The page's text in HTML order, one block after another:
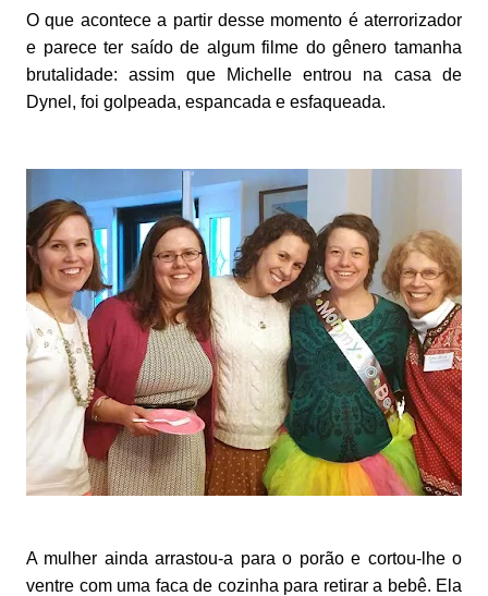
O que acontece a partir desse momento é aterrorizador
e parece ter saído de algum filme do gênero tamanha
brutalidade: assim que Michelle entrou na casa de
Dynel, foi golpeada, espancada e esfaqueada.
A mulher ainda arrastou-a para o porão e cortou-lhe o
ventre com uma faca de cozinha para retirar a bebê. Ela